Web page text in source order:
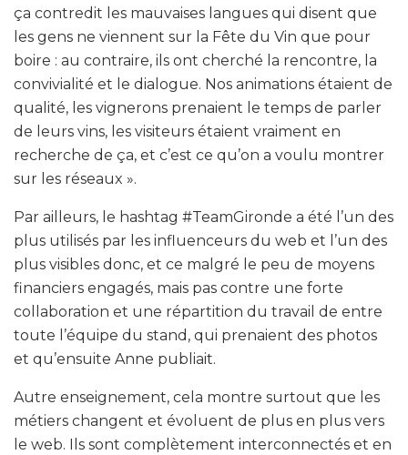
ça contredit les mauvaises langues qui disent que
les gens ne viennent sur la Fête du Vin que pour
boire : au contraire, ils ont cherché la rencontre, la
convivialité et le dialogue. Nos animations étaient de
qualité, les vignerons prenaient le temps de parler
de leurs vins, les visiteurs étaient vraiment en
recherche de ça, et c’est ce qu’on a voulu montrer
sur les réseaux ».
Par ailleurs, le hashtag #TeamGironde a été l’un des
plus utilisés par les influenceurs du web et l’un des
plus visibles donc, et ce malgré le peu de moyens
financiers engagés, mais pas contre une forte
collaboration et une répartition du travail de entre
toute l’équipe du stand, qui prenaient des photos
et qu’ensuite Anne publiait.
Autre enseignement, cela montre surtout que les
métiers changent et évoluent de plus en plus vers
le web. Ils sont complètement interconnectés et en